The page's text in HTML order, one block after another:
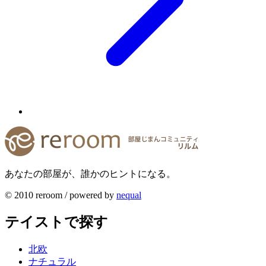
あなたの部屋が、誰かのヒントになる。
© 2010 reroom / powered by nequal
テイストで探す
北欧
ナチュラル